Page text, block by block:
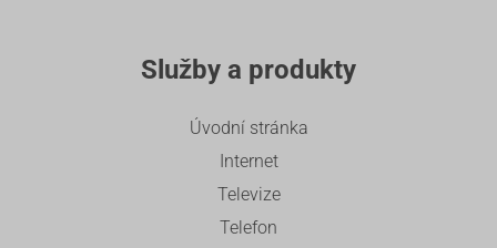
Služby a produkty
Úvodní stránka
Internet
Televize
Telefon